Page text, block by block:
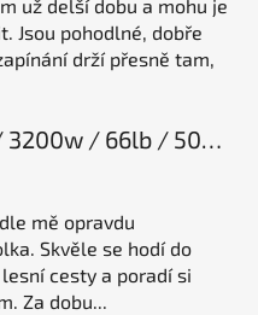
už delší dobu a mohu je
Jsou pohodlné, dobře
drží přesně tam,
Veteran Lynx (2700wh / 3200w / 66lb / 50E), elektrická jednokolka
mě opravdu
Skvěle se hodí do
cesty a poradí si
Za dobu...